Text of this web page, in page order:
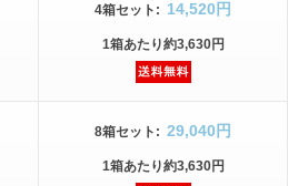
4箱セット : 14,520円
1箱あたり約3,630円
8箱セット : 29,040円
1箱あたり約3,630円